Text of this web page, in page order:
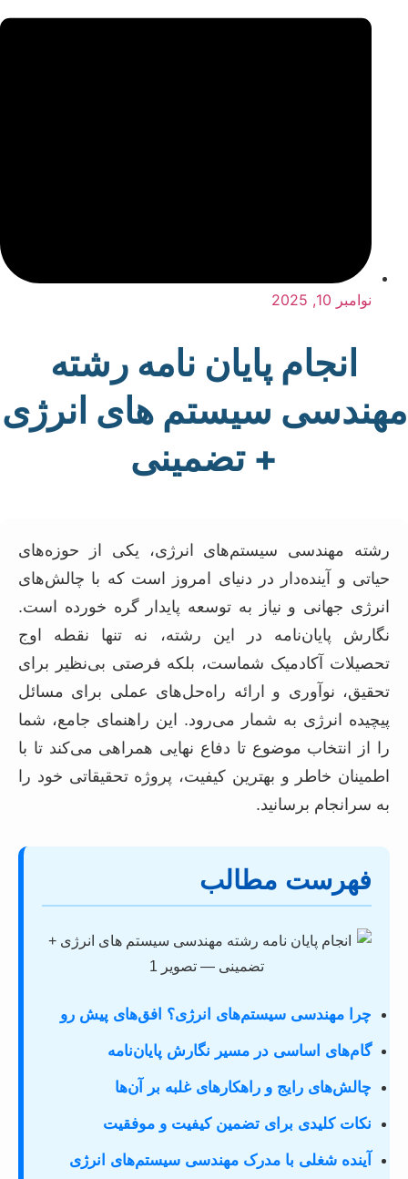
نوامبر 10, 2025
انجام پایان نامه رشته
مهندسی سیستم های انرژی
+ تضمینی
رشته مهندسی سیستم‌های انرژی، یکی از حوزه‌های
حیاتی و آینده‌دار در دنیای امروز است که با چالش‌های
انرژی جهانی و نیاز به توسعه پایدار گره خورده است.
نگارش پایان‌نامه در این رشته، نه تنها نقطه اوج
تحصیلات آکادمیک شماست، بلکه فرصتی بی‌نظیر برای
تحقیق، نوآوری و ارائه راه‌حل‌های عملی برای مسائل
پیچیده انرژی به شمار می‌رود. این راهنمای جامع، شما
را از انتخاب موضوع تا دفاع نهایی همراهی می‌کند تا با
اطمینان خاطر و بهترین کیفیت، پروژه تحقیقاتی خود را
به سرانجام برسانید.
فهرست مطالب
چرا مهندسی سیستم‌های انرژی؟ افق‌های پیش رو
گام‌های اساسی در مسیر نگارش پایان‌نامه
چالش‌های رایج و راهکارهای غلبه بر آن‌ها
نکات کلیدی برای تضمین کیفیت و موفقیت
آینده شغلی با مدرک مهندسی سیستم‌های انرژی